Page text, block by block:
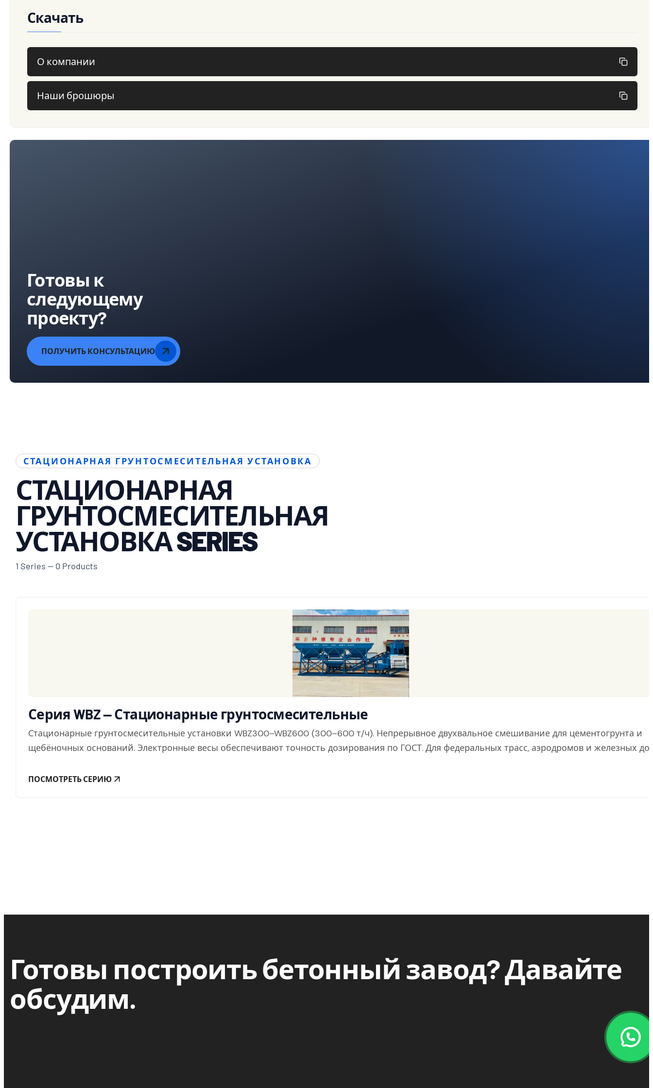
Скачать
О компании
Наши брошюры
Готовы к
следующему
проекту?
ПОЛУЧИТЬ КОНСУЛЬТАЦИЮ
СТАЦИОНАРНАЯ ГРУНТОСМЕСИТЕЛЬНАЯ УСТАНОВКА
СТАЦИОНАРНАЯ
ГРУНТОСМЕСИТЕЛЬНАЯ
УСТАНОВКА SERIES
1 Series — 0 Products
Серия WBZ — Стационарные грунтосмесительные
Стационарные грунтосмесительные установки WBZ300–WBZ600 (300–600 т/ч). Непрерывное двухвальное смешивание для цементогрунта и
щебёночных оснований. Электронные весы обеспечивают точность дозирования по ГОСТ. Для федеральных трасс, аэродромов и железных
ПОСМОТРЕТЬ СЕРИЮ
Готовы построить бетонный завод? Давайте
обсудим.